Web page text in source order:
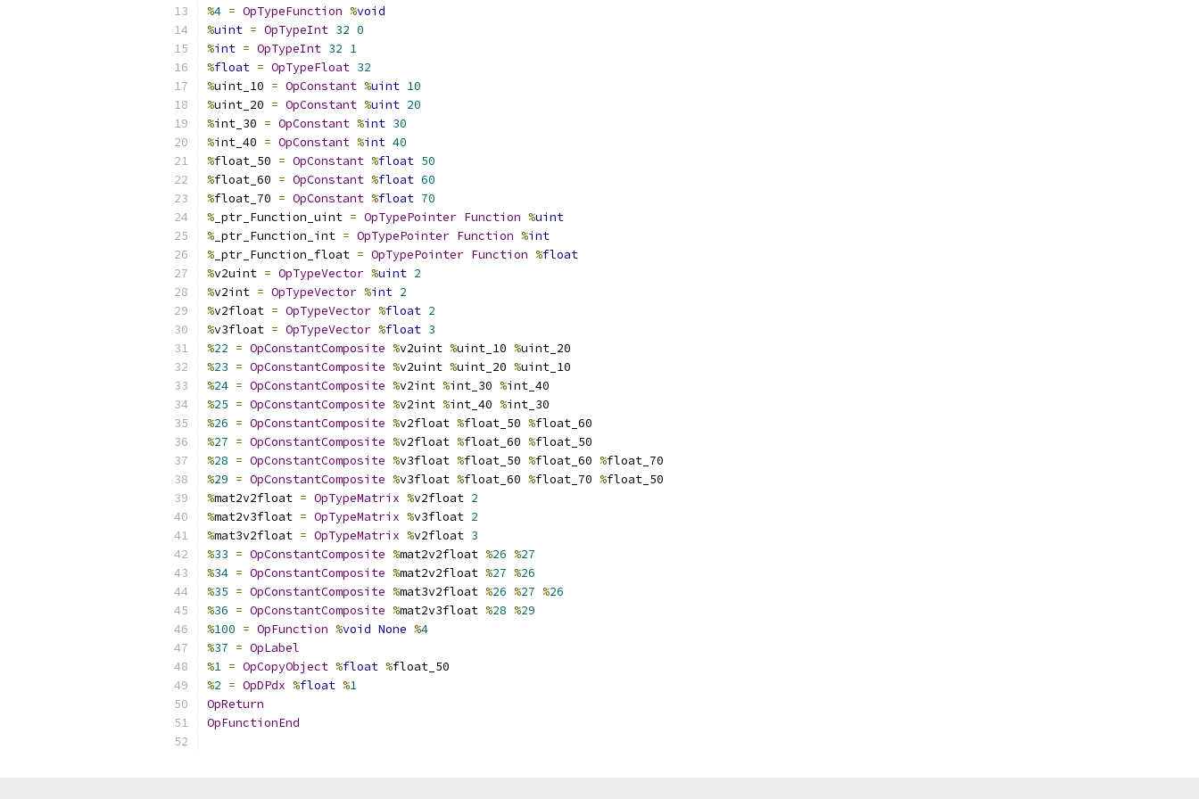
%4 = OpTypeFunction %void
%uint = OpTypeInt 32 0
%int = OpTypeInt 32 1
%float = OpTypeFloat 32
%uint_10 = OpConstant %uint 10
%uint_20 = OpConstant %uint 20
%int_30 = OpConstant %int 30
%int_40 = OpConstant %int 40
%float_50 = OpConstant %float 50
%float_60 = OpConstant %float 60
%float_70 = OpConstant %float 70
% _ptr_Function_uint = OpTypePointer Function %uint
% _ptr_Function_int = OpTypePointer Function %int
% _ptr_Function_float = OpTypePointer Function %float
%v2uint = OpTypeVector %uint 2
%v2int = OpTypeVector %int 2
%v2float = OpTypeVector %float 2
%v3float = OpTypeVector %float 3
%22 = OpConstantComposite %v2uint %uint_10 %uint_20
%23 = OpConstantComposite %v2uint %uint_20 %uint_10
%24 = OpConstantComposite %v2int %int_30 %int_40
%25 = OpConstantComposite %v2int %int_40 %int_30
%26 = OpConstantComposite %v2float %float_50 %float_60
%27 = OpConstantComposite %v2float %float_60 %float_50
%28 = OpConstantComposite %v3float %float_50 %float_60 %float_70
%29 = OpConstantComposite %v3float %float_60 %float_70 %float_50
%mat2v2float = OpTypeMatrix %v2float 2
%mat2v3float = OpTypeMatrix %v3float 2
%mat3v2float = OpTypeMatrix %v2float 3
%33 = OpConstantComposite %mat2v2float %26 %27
%34 = OpConstantComposite %mat2v2float %27 %26
%35 = OpConstantComposite %mat3v2float %26 %27 %26
%36 = OpConstantComposite %mat2v3float %28 %29
%100 = OpFunction %void None %4
%37 = OpLabel
%1 = OpCopyObject %float %float_50
%2 = OpDPdx %float %1
OpReturn
OpFunctionEnd